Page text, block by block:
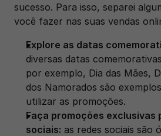
sucesso. Para isso, separei
você fazer nas suas vendas
Explore as datas
diversas datas
por exemplo, Dia das Mães,
dos Namorados são
utilizar as promoções.
Faça promoções exclusivas
sociais: as redes sociais são